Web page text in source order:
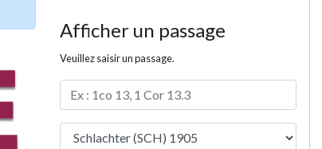
Afficher un passage
Veuillez saisir un passage.